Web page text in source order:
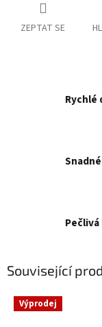
ZEPTAT SE
Rychlé
Související
Výprodej